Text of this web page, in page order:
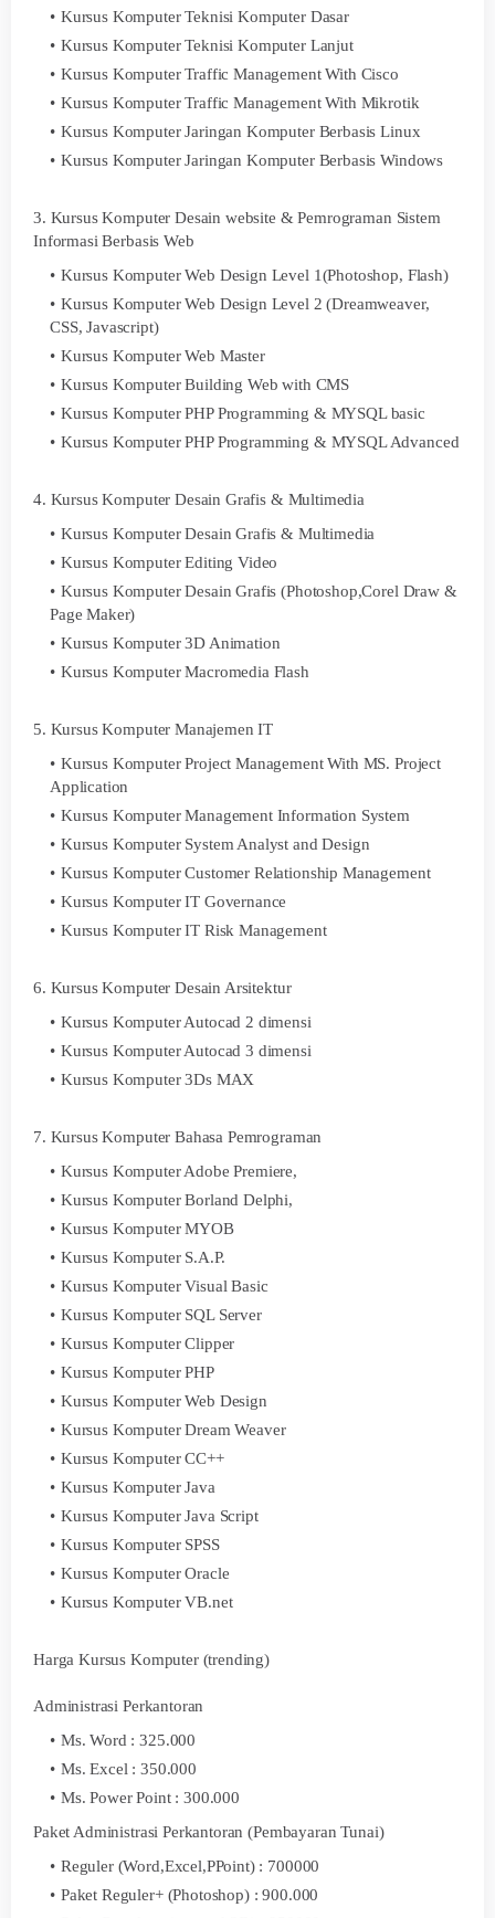
Kursus Komputer Teknisi Komputer Dasar
Kursus Komputer Teknisi Komputer Lanjut
Kursus Komputer Traffic Management With Cisco
Kursus Komputer Traffic Management With Mikrotik
Kursus Komputer Jaringan Komputer Berbasis Linux
Kursus Komputer Jaringan Komputer Berbasis Windows
3. Kursus Komputer Desain website & Pemrograman Sistem
Informasi Berbasis Web
Kursus Komputer Web Design Level 1(Photoshop, Flash)
Kursus Komputer Web Design Level 2 (Dreamweaver,
CSS, Javascript)
Kursus Komputer Web Master
Kursus Komputer Building Web with CMS
Kursus Komputer PHP Programming & MYSQL basic
Kursus Komputer PHP Programming & MYSQL Advanced
4. Kursus Komputer Desain Grafis & Multimedia
Kursus Komputer Desain Grafis & Multimedia
Kursus Komputer Editing Video
Kursus Komputer Desain Grafis (Photoshop,Corel Draw &
Page Maker)
Kursus Komputer 3D Animation
Kursus Komputer Macromedia Flash
5. Kursus Komputer Manajemen IT
Kursus Komputer Project Management With MS. Project
Application
Kursus Komputer Management Information System
Kursus Komputer System Analyst and Design
Kursus Komputer Customer Relationship Management
Kursus Komputer IT Governance
Kursus Komputer IT Risk Management
6. Kursus Komputer Desain Arsitektur
Kursus Komputer Autocad 2 dimensi
Kursus Komputer Autocad 3 dimensi
Kursus Komputer 3Ds MAX
7. Kursus Komputer Bahasa Pemrograman
Kursus Komputer Adobe Premiere,
Kursus Komputer Borland Delphi,
Kursus Komputer MYOB
Kursus Komputer S.A.P.
Kursus Komputer Visual Basic
Kursus Komputer SQL Server
Kursus Komputer Clipper
Kursus Komputer PHP
Kursus Komputer Web Design
Kursus Komputer Dream Weaver
Kursus Komputer CC++
Kursus Komputer Java
Kursus Komputer Java Script
Kursus Komputer SPSS
Kursus Komputer Oracle
Kursus Komputer VB.net
Harga Kursus Komputer (trending)
Administrasi Perkantoran
Ms. Word : 325.000
Ms. Excel : 350.000
Ms. Power Point : 300.000
Paket Administrasi Perkantoran (Pembayaran Tunai)
Reguler (Word,Excel,PPoint) : 700000
Paket Reguler+ (Photoshop) : 900.000